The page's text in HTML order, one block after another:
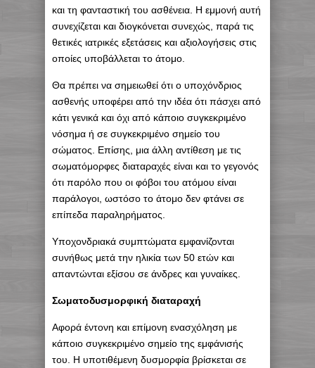
και τη φανταστική του ασθένεια. Η εμμονή αυτή
συνεχίζεται και διογκόνεται συνεχώς, παρά τις
θετικές ιατρικές εξετάσεις και αξιολογήσεις στις
οποίες υποβάλλεται το άτομο.
Θα πρέπει να σημειωθεί ότι ο υποχόνδριος
ασθενής υποφέρει από την ιδέα ότι πάσχει από
κάτι γενικά και όχι από κάποιο συγκεκριμένο
νόσημα ή σε συγκεκριμένο σημείο του
σώματος. Επίσης, μια άλλη αντίθεση με τις
σωματόμορφες διαταραχές είναι και το γεγονός
ότι παρόλο που οι φόβοι του ατόμου είναι
παράλογοι, ωστόσο το άτομο δεν φτάνει σε
επίπεδα παραληρήματος.
Υποχονδριακά συμπτώματα εμφανίζονται
συνήθως μετά την ηλικία των 50 ετών και
απαντώνται εξίσου σε άνδρες και γυναίκες.
Σωματοδυσμορφική διαταραχή
Αφορά έντονη και επίμονη ενασχόληση με
κάποιο συγκεκριμένο σημείο της εμφάνισής
του. Η υποτιθέμενη δυσμορφία βρίσκεται σε